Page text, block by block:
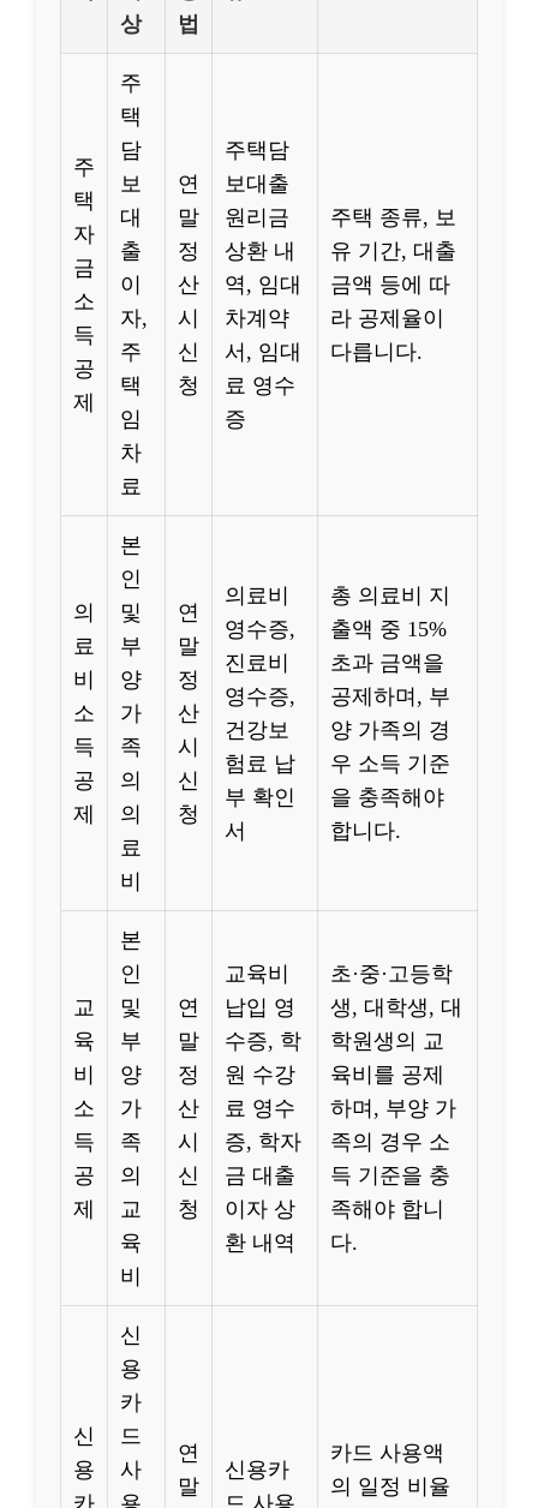
상
법
주
택
자
금
소
득
공
제
주
택
담
보
대
출
이
자,
주
택
임
차
료
연
말
정
산
시
신
청
주택담
보대출
원리금
상환 내
역, 임대
차계약
서, 임대
료 영수
증
주택 종류, 보
유 기간, 대출
금액 등에 따
라 공제율이
다릅니다.
의
료
비
소
득
공
제
본
인
및
부
양
가
족
의
의
료
비
연
말
정
산
시
신
청
의료비
영수증,
진료비
영수증,
건강보
험료 납
부 확인
서
총 의료비 지
출액 중 15%
초과 금액을
공제하며, 부
양 가족의 경
우 소득 기준
을 충족해야
합니다.
교
육
비
소
득
공
제
본
인
및
부
양
가
족
의
교
육
비
연
말
정
산
시
신
청
교육비
납입 영
수증, 학
원 수강
료 영수
증, 학자
금 대출
이자 상
환 내역
초·중·고등학
생, 대학생, 대
학원생의 교
육비를 공제
하며, 부양 가
족의 경우 소
득 기준을 충
족해야 합니
다.
신
용
신
용
카
드
사
연
말
신용카
카드 사용액
의 일정 비율